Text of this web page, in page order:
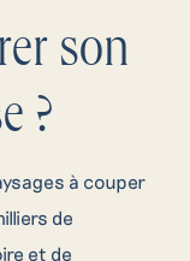
son
?
à couper
de
et de